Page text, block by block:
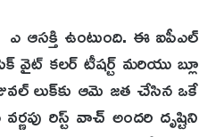
ఆసక్తి ఉంటుంది. ఈ ఐపీఎల్
కలర్ టీషర్ట్ మరియు బ్లూ
లుక్‌కు ఆమె జత చేసిన ఒకే
రిస్ట్ వాచ్ అందరి దృష్టిని